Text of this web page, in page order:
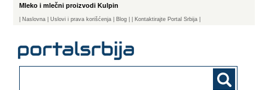
Mleko i mlečni proizvodi Kulpin
Naslovna | Uslovi i prava korišćenja Blog | Kontaktirajte Portal Srbija |